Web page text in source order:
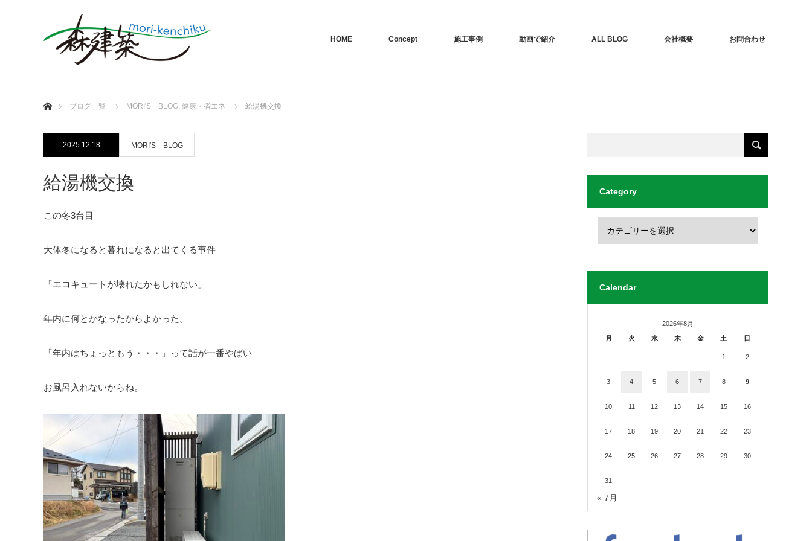
HOME Concept 施工事例 動画で紹介 ALL BLOG 会社概要 お問合わせ
ブログ一覧
MORI'S BLOG, 健康・省エネ 給湯機交換
2025.12.18 MORI'S BLOG
給湯機交換
この冬3台目
大体冬になると暮れになると出てくる事件
「エコキュートが壊れたかもしれない」
年内に何とかなったからよかった。
「年内はちょっともう・・・」って話が一番やばい
お風呂入れないからね。
Category
Calendar
2026年8月
月
火 水 木 金 土 日
1 2
3 4 5 6 7 8 9
10 11 12 13 14 15 16
17 18 19 20 21 22 23
24 25 26 27 28 29 30
31
« 7月